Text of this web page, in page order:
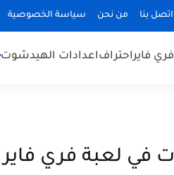
اتصل بنا من نحن سياسة الخصوصية
فري فايراحترافاعدادات الهيدشوت